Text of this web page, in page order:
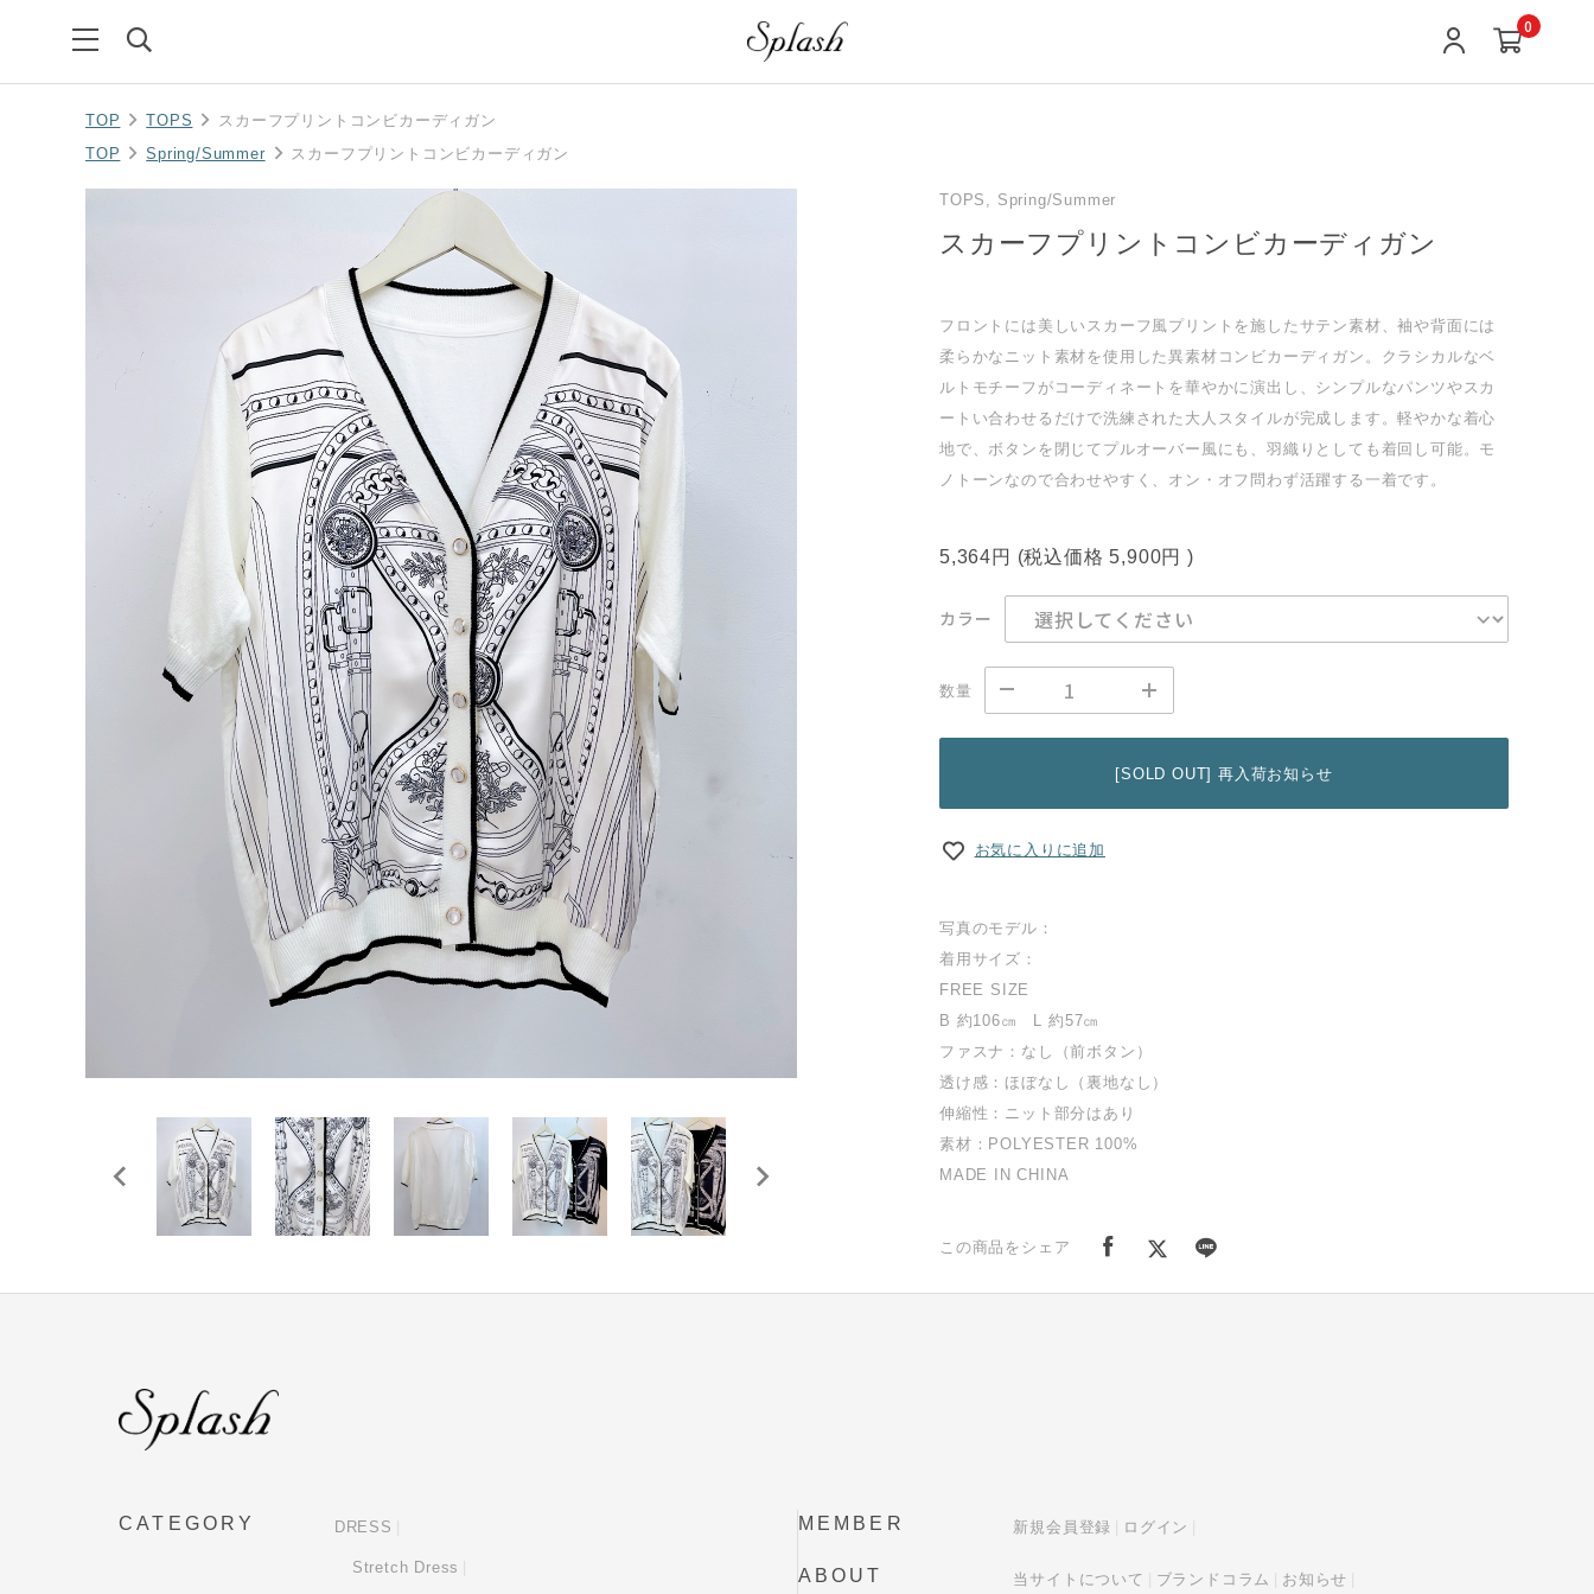
0
TOP TOPS
スカーフプリントコンビカーディガン
TOP
Spring/Summer スカーフプリントコンビカーディガン
TOPS, Spring/Summer
スカーフプリントコンビカーディガン
フロントには美しいスカーフ風プリントを施したサテン素材、袖や背面には
柔らかなニット素材を使用した異素材コンビカーディガン。クラシカルなベ
ルトモチーフがコーディネートを華やかに演出し、シンプルなパンツやスカ
ートい合わせるだけで洗練された大人スタイルが完成します。軽やかな着心
地で、ボタンを閉じてプルオーバー風にも、羽織りとしても着回し可能。モ
ノトーンなので合わせやすく、オン・オフ問わず活躍する一着です。
5,364円 (税込価格 5,900円 )
カラー
数量
[SOLD OUT] 再入荷お知らせ
お気に入りに追加
写真のモデル：
着用サイズ：
FREE SIZE
B 約106㎝ L 約57㎝
ファスナ：なし（前ボタン）
透け感：ほぼなし（裏地なし）
伸縮性：ニット部分はあり
素材：POLYESTER 100%
MADE IN CHINA
この商品をシェア
CATEGORY DRESS
Stretch Dress
MEMBER 新規会員登録 ログイン
ABOUT 当サイトについて ブランドコラム お知らせ